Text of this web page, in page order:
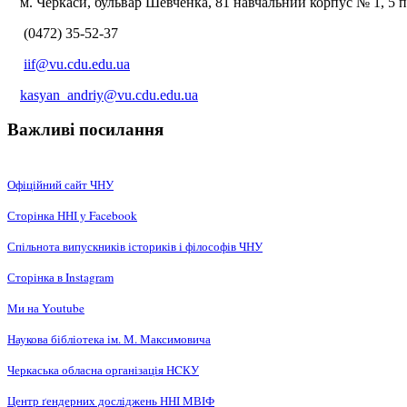
(0472) 35-52-37
iif@vu.cdu.edu.ua
kasyan_andriy@vu.cdu.edu.ua
Важливі посилання
Офіційний сайт ЧНУ
Сторінка ННІ у Facebook
Спільнота випускників істориків і філософів ЧНУ
Сторінка в Instagram
Ми на Youtube
Наукова бібліотека ім. М. Максимовича
Черкаська обласна організація НCКУ
Центр ґендерних досліджень ННІ МВІФ